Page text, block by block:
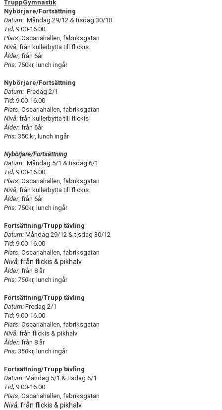
TruppGymnastik
Nybörjare/Fortsättning
Datum: Måndag 29/12 & tisdag 30/10
Tid; 9.00-16.00
Plats; Oscariahallen, fabriksgatan
Nivå; från kullerbytta till flickis
Ålder; från 6år
Pris; 750kr, lunch ingår
Nybörjare/Fortsättning
Datum: Fredag 2/1
Tid; 9.00-16.00
Plats; Oscariahallen, fabriksgatan
Nivå; från kullerbytta till flickis
Ålder; från 6år
Pris; 350 kr, lunch ingår
Nybörjare/Fortsättning
Datum: Måndag 5/1 & tisdag 6/1
Tid; 9.00-16.00
Plats; Oscariahallen, fabriksgatan
Nivå; från kullerbytta till flickis
Ålder; från 6år
Pris; 750kr, lunch ingår
Fortsättning/Trupp tävling
Datum: Måndag 29/12 & tisdag 30/12
Tid; 9.00-16.00
Plats; Oscariahallen, fabriksgatan
Nivå; från flickis & pikhalv
Ålder; från 8 år
Pris; 750kr, lunch ingår
Fortsättning/Trupp tävling
Datum: Fredag 2/1
Tid; 9.00-16.00
Plats; Oscariahallen, fabriksgatan
Nivå; från flickis & pikhalv
Ålder; från 8 år
Pris; 350kr, lunch ingår
Fortsättning/Trupp tävling
Datum: Måndag 5/1 & tisdag 6/1
Tid; 9.00-16.00
Plats; Oscariahallen, fabriksgatan
Nivå; från flickis & pikhalv